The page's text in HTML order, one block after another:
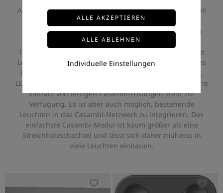
Außerdem sind auf dem Markt eine Vielzahl von speziell
für Casambi entwickelten Schaltern, Dimmern und
Panels erhältlich. Alle Casambi-Produkte, unabhängig
vom Hersteller, sind miteinander kompatibelDie
Technologie von Casambi funktioniert mit vorhandenen
Leuchten oder bereits installierten Wandschaltern jedes
Herstellers, kann aber auch problemlos in LED-Treiber,
LED-Glühbirnen oder LED-Module integriert werden. Eine
Vielzahl von fertigen Casambi-Lösungen steht zur
Verfügung. Es ist aber auch möglich, bestehende
Leuchten in das Casambi-Netzwerk zu integrieren. Das
einfachste Casambi-Modul ist kaum größer als eine
Streichholzschachtel und lässt sich daher mühelos in
viele Leuchten einbauen.
Individuelle Einstellungen